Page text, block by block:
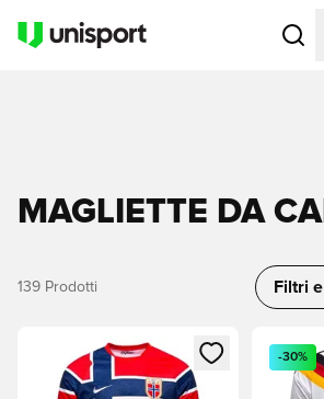
Apre
MAGLIETTE DA
139 Prodotti Filtri
Apre una finestra modale per Apre
-30%